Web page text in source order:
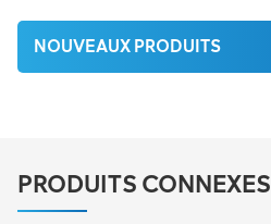
NOUVEAUX PRODUITS
PRODUITS CONNEXES